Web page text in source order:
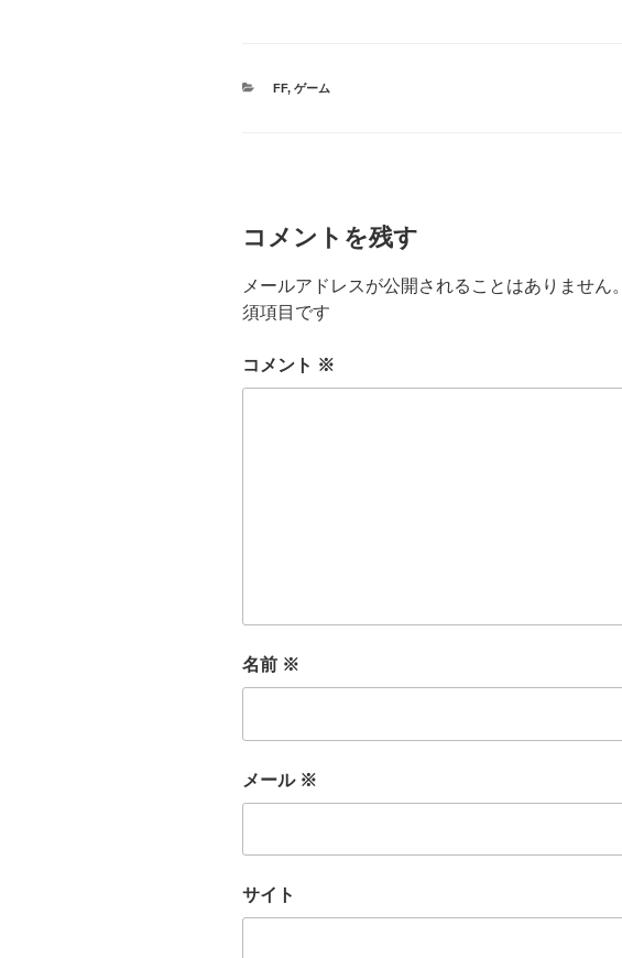
カ
FF, ゲーム
コメントを残す
メールアドレスが公開されることはありません。
須項目です
コメント ※
名前 ※
メール ※
サイト